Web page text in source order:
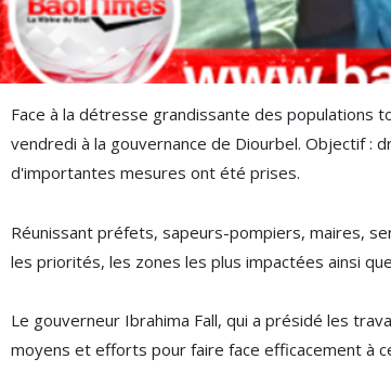
Face à la détresse grandissante des populations
vendredi à la gouvernance de Diourbel. Objectif :
d'importantes mesures ont été prises.
Réunissant préfets, sapeurs-pompiers, maires,
les priorités, les zones les plus impactées ainsi
Le gouverneur Ibrahima Fall, qui a présidé les
moyens et efforts pour faire face efficacement à